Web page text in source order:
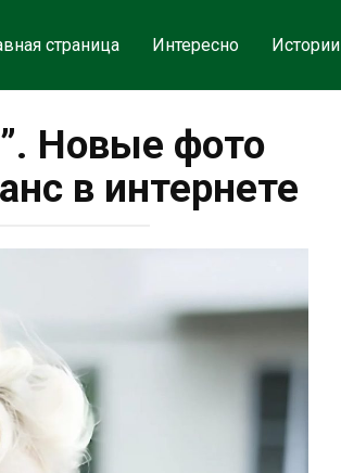
страница Интересно Истории
Новые фото
в интернете